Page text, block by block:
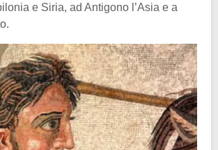
e Siria, ad Antigono l’Asia e a